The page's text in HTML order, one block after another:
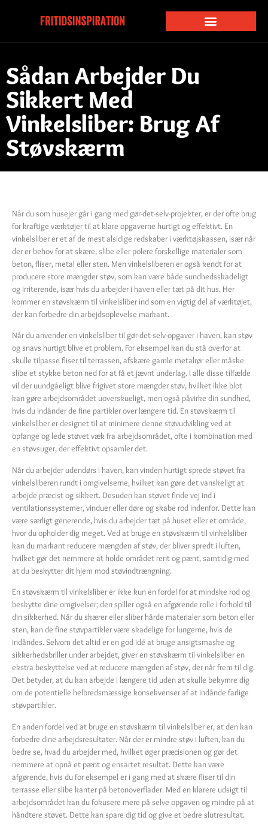
Sådan Arbejder Du
Sikkert Med
Vinkelsliber: Brug Af
Støvskærm
Når du som husejer går i gang med gør-det-selv-projekter, er der ofte brug
for kraftige værktøjer til at klare opgaverne hurtigt og effektivt. En
vinkelsliber er et af de mest alsidige redskaber i værktøjskassen, især når
der er behov for at skære, slibe eller polere forskellige materialer som
beton, fliser, metal eller sten. Men vinkelsliberen er også kendt for at
producere store mængder støv, som kan være både sundhedsskadeligt
og irriterende, især hvis du arbejder i haven eller tæt på dit hus. Her
kommer en støvskærm til vinkelsliber ind som en vigtig del af værktøjet,
der kan forbedre din arbejdsoplevelse markant.
Når du anvender en vinkelsliber til gør-det-selv-opgaver i haven, kan støv
og snavs hurtigt blive et problem. For eksempel kan du stå overfor at
skulle tilpasse fliser til terrassen, afskære gamle metalrør eller måske
slibe et stykke beton ned for at få et jævnt underlag. I alle disse tilfælde
vil der uundgåeligt blive frigivet store mængder støv, hvilket ikke blot
kan gøre arbejdsområdet uoverskueligt, men også påvirke din sundhed,
hvis du indånder de fine partikler over længere tid. En støvskærm til
vinkelsliber er designet til at minimere denne støvudvikling ved at
opfange og lede støvet væk fra arbejdsområdet, ofte i kombination med
en støvsuger, der effektivt opsamler det.
Når du arbejder udendørs i haven, kan vinden hurtigt sprede støvet fra
vinkelsliberen rundt i omgivelserne, hvilket kan gøre det vanskeligt at
arbejde præcist og sikkert. Desuden kan støvet finde vej ind i
ventilationssystemer, vinduer eller døre og skabe rod indenfor. Dette kan
være særligt generende, hvis du arbejder tæt på huset eller et område,
hvor du opholder dig meget. Ved at bruge en støvskærm til vinkelsliber
kan du markant reducere mængden af støv, der bliver spredt i luften,
hvilket gør det nemmere at holde området rent og pænt, samtidig med
at du beskytter dit hjem mod støvindtrængning.
En støvskærm til vinkelsliber er ikke kun en fordel for at mindske rod og
beskytte dine omgivelser; den spiller også en afgørende rolle i forhold til
din sikkerhed. Når du skærer eller sliber hårde materialer som beton eller
sten, kan de fine støvpartikler være skadelige for lungerne, hvis de
indåndes. Selvom det altid er en god idé at bruge ansigtsmaske og
sikkerhedsbriller under arbejdet, giver en støvskærm til vinkelsliber en
ekstra beskyttelse ved at reducere mængden af støv, der når frem til dig.
Det betyder, at du kan arbejde i længere tid uden at skulle bekymre dig
om de potentielle helbredsmæssige konsekvenser af at indånde farlige
støvpartikler.
En anden fordel ved at bruge en støvskærm til vinkelsliber er, at den kan
forbedre dine arbejdsresultater. Når der er mindre støv i luften, kan du
bedre se, hvad du arbejder med, hvilket øger præcisionen og gør det
nemmere at opnå et pænt og ensartet resultat. Dette kan være
afgørende, hvis du for eksempel er i gang med at skære fliser til din
terrasse eller slibe kanter på betonoverflader. Med en klarere udsigt til
arbejdsområdet kan du fokusere mere på selve opgaven og mindre på at
håndtere støvet. Dette kan spare dig tid og give et bedre slutresultat.